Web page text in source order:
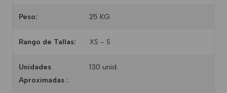
Peso: 25 KG
Rango de Tallas: XS - S
Unidades
Aproximadas :
130 unid.